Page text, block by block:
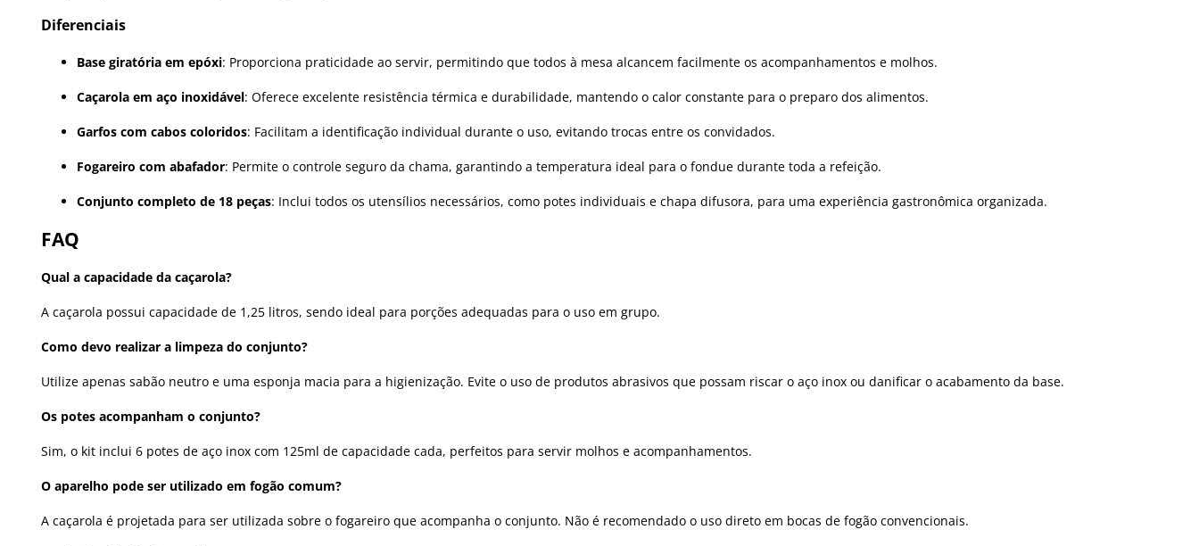
Diferenciais
Base giratória em epóxi: Proporciona praticidade ao servir, permitindo que todos à mesa alcancem facilmente os acompanhamentos e molhos.
Caçarola em aço inoxidável: Oferece excelente resistência térmica e durabilidade, mantendo o calor constante para o preparo dos alimentos.
Garfos com cabos coloridos: Facilitam a identificação individual durante o uso, evitando trocas entre os convidados.
Fogareiro com abafador: Permite o controle seguro da chama, garantindo a temperatura ideal para o fondue durante toda a refeição.
Conjunto completo de 18 peças: Inclui todos os utensílios necessários, como potes individuais e chapa difusora, para uma experiência gastronômica organizada.
FAQ
Qual a capacidade da caçarola?
A caçarola possui capacidade de 1,25 litros, sendo ideal para porções adequadas para o uso em grupo.
Como devo realizar a limpeza do conjunto?
Utilize apenas sabão neutro e uma esponja macia para a higienização. Evite o uso de produtos abrasivos que possam riscar o aço inox ou danificar o acabamento da base.
Os potes acompanham o conjunto?
Sim, o kit inclui 6 potes de aço inox com 125ml de capacidade cada, perfeitos para servir molhos e acompanhamentos.
O aparelho pode ser utilizado em fogão comum?
A caçarola é projetada para ser utilizada sobre o fogareiro que acompanha o conjunto. Não é recomendado o uso direto em bocas de fogão convencionais.